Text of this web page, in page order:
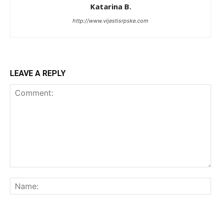
Katarina B.
http://www.vijestisrpske.com
LEAVE A REPLY